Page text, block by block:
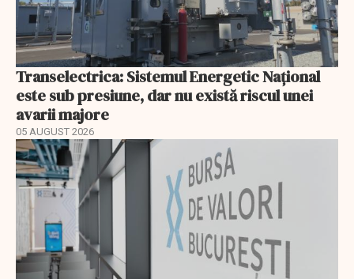
Transelectrica: Sistemul Energetic Național
este sub presiune, dar nu există riscul unei
avarii majore
05 AUGUST 2026